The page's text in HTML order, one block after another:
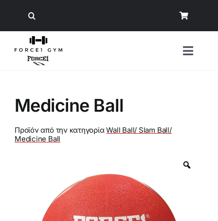
περιεχόμενο
για:
Όργανα Γυμναστικής
Εξοπλισμός Crossfit/ Ενδυνάμωση
Φυσική Κατάσταση
Medicine Ball
Προϊόν από την κατηγορίαWall Ball/ Slam Ball/
Medicine Ball